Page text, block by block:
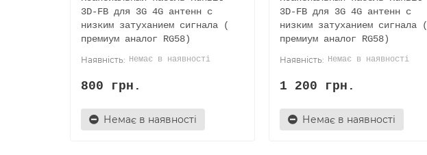
3D-FB для 3G 4G антенн с
низким затуханием сигнала (
премиум аналог RG58)
Немає в наявності
800 грн.
Немає в наявності
3D-FB для 3G 4G антенн с
низким затуханием сигнала (
премиум аналог RG58)
Немає в наявності
1 200 грн.
Немає в наявності